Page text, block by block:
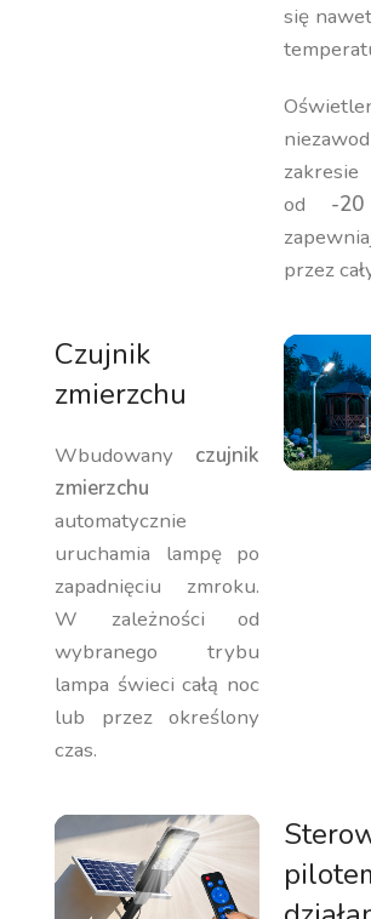
się
od -
przez
Czujnik
zmierzchu
Wbudowany czujnik
zmierzchu
automatycznie
uruchamia lampę po
zapadnięciu zmroku.
W zależności od
wybranego trybu
lampa świeci całą noc
lub przez określony
czas.